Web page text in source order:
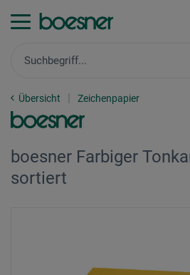
Übersicht Zeichenpapier
boesner Farbiger
sortiert